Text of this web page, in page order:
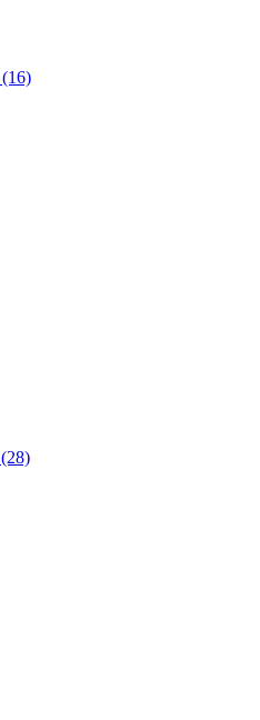
(16)
(28)